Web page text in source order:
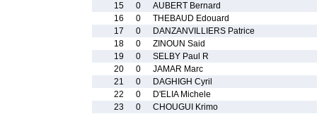
15
0
AUBERT Bernard
16
0
THEBAUD Edouard
17
0
DANZANVILLIERS Patrice
18
0
ZINOUN Said
19
0
SELBY Paul R
20
0
JAMAR Marc
21
0
DAGHIGH Cyril
22
0
D'ELIA Michele
23
0
CHOUGUI Krimo